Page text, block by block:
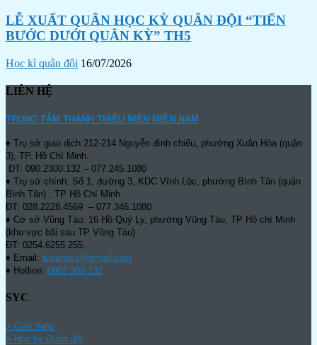
LỄ XUẤT QUÂN HỌC KỲ QUÂN ĐỘI “TIẾN
BƯỚC DƯỚI QUÂN KỲ” TH5
Học kì quân đội 16/07/2026
LIÊN HỆ
TRUNG TÂM THANH THIẾU NIÊN MIỀN NAM
♦ Trụ sở giao dịch 212-214 Nguyễn đình chiểu, phường Xuân Hòa (quận
3), TP. Hồ Chí Minh.
ĐT: 090.2300.132 – 077.245.1080
♦ Trụ sở chính: Số 1, đường 3, KDC Vĩnh Lộc, phường Bình Tân (quận
Bình Tân) , TP Hồ Chí Minh.
ĐT: 028.2228.4569 – 077.346.1080
♦ Cơ sở Vũng Tàu: 16 Hồ Quý Ly, phường Vũng Tàu, TP Hồ chí Minh
(khu vực bãi sau TP Vũng Tàu).
ĐT: 0254.6255.255.
♦ Email: tuvansyc@gmail.com
♦ Hotline: 0902 300 132
SYC
> Giới thiệu
> Học kỳ Quân đội